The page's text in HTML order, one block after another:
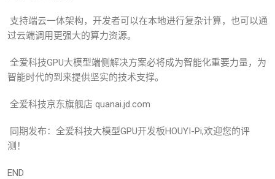
支持端云一体架构，开发者可以在本地进行复杂计算，也可以通
过云端调用更强大的算力资源。
全爱科技GPU大模型端侧解决方案必将成为智能化重要力量，为
智能时代的到来提供坚实的技术支撑。
全爱科技京东旗舰店 quanai.jd.com
同期发布：全爱科技大模型GPU开发板HOUYI-Pi,欢迎您的评
测！
END